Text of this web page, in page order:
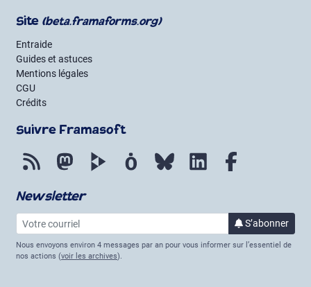
Site (beta.framaforms.org)
Entraide
Guides et astuces
Mentions légales
CGU
Crédits
Suivre Framasoft
Flux RSS MastodonPeerTube Mobilizon Bluesky LinkedIn
Newsletter
Votre courriel
S’abonner
à la lettre
Nous envoyons environ 4 messages par an pour vous informer sur l’essentiel de
nos actions (voir les archives).